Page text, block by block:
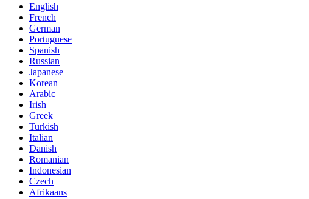
English
French
German
Portuguese
Spanish
Russian
Japanese
Korean
Arabic
Irish
Greek
Turkish
Italian
Danish
Romanian
Indonesian
Czech
Afrikaans